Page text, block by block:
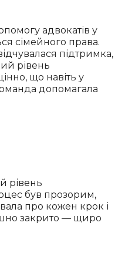
адвокатів у
сімейного права.
підтримка,
рівень
що навіть у
допомагала
рівень
був прозорим,
про кожен крок і
закрито — щиро